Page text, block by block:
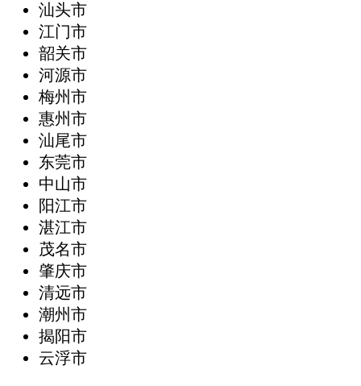
汕头市
江门市
韶关市
河源市
梅州市
惠州市
汕尾市
东莞市
中山市
阳江市
湛江市
茂名市
肇庆市
清远市
潮州市
揭阳市
云浮市